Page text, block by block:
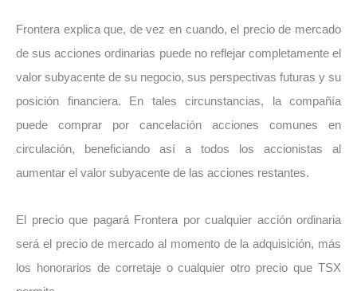
Frontera explica que, de vez en cuando, el precio de mercado
de sus acciones ordinarias puede no reflejar completamente el
valor subyacente de su negocio, sus perspectivas futuras y su
posición financiera. En tales circunstancias, la compañía
puede comprar por cancelación acciones comunes en
circulación, beneficiando así a todos los accionistas al
aumentar el valor subyacente de las acciones restantes.
El precio que pagará Frontera por cualquier acción ordinaria
será el precio de mercado al momento de la adquisición, más
los honorarios de corretaje o cualquier otro precio que TSX